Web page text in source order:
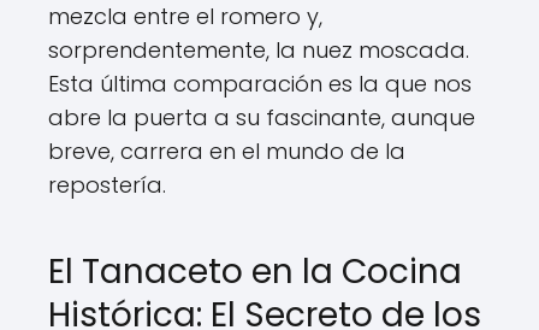
mezcla entre el romero y,
sorprendentemente, la nuez moscada.
Esta última comparación es la que nos
abre la puerta a su fascinante, aunque
breve, carrera en el mundo de la
repostería.
El Tanaceto en la Cocina
Histórica: El Secreto de los